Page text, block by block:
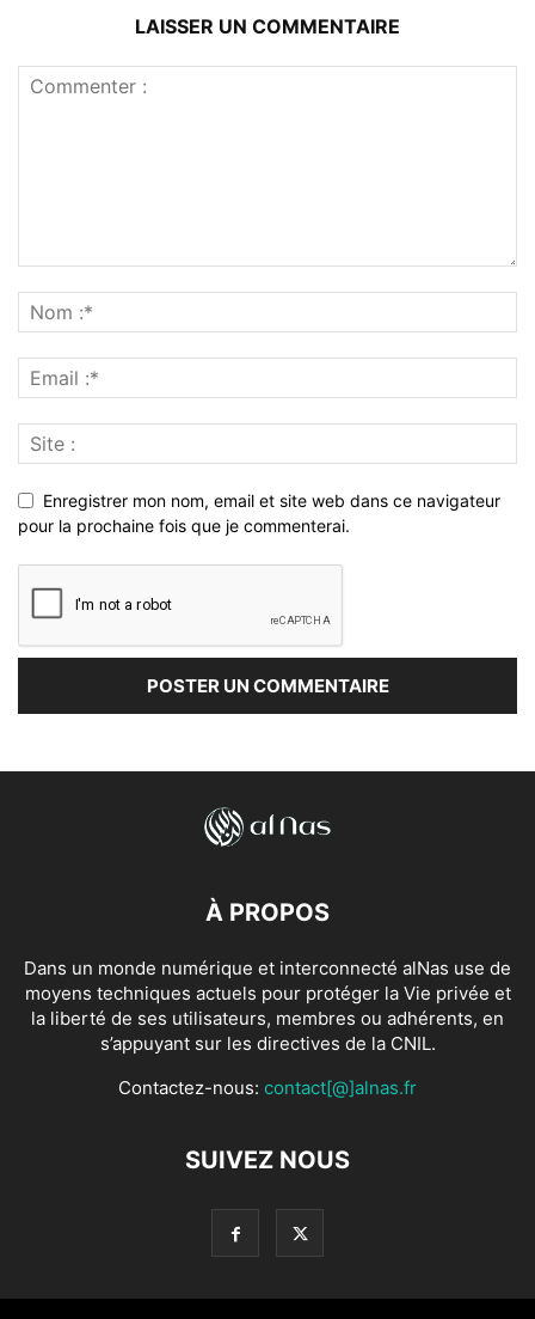
LAISSER UN COMMENTAIRE
Enregistrer mon nom, email et site web dans ce navigateur
pour la prochaine fois que je commenterai.
À PROPOS
Dans un monde numérique et interconnecté alNas use de
moyens techniques actuels pour protéger la Vie privée et
la liberté de ses utilisateurs, membres ou adhérents, en
s’appuyant sur les directives de la CNIL.
Contactez-nous: contact[@]alnas.fr
SUIVEZ NOUS